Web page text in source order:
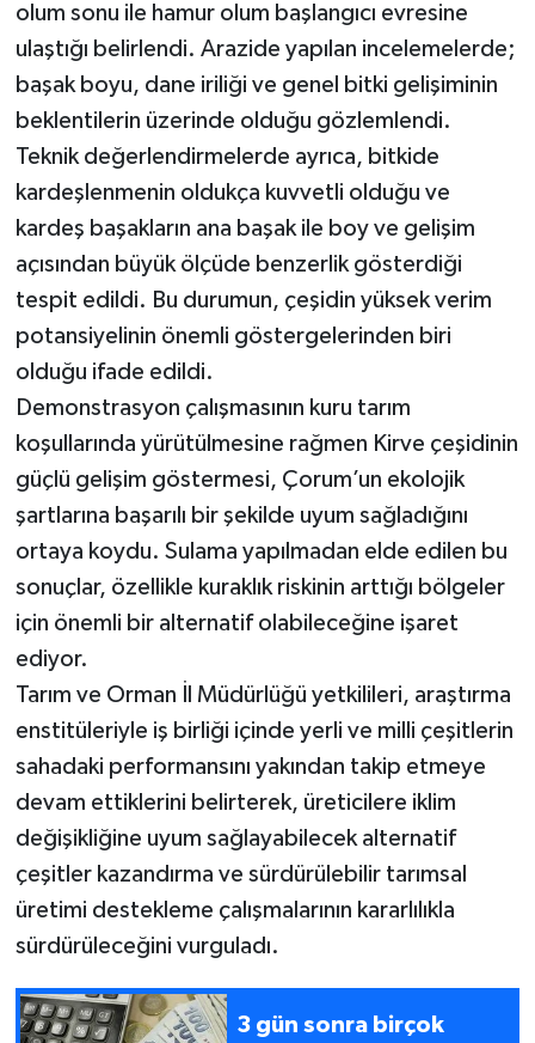
olum sonu ile hamur olum başlangıcı evresine
ulaştığı belirlendi. Arazide yapılan incelemelerde;
başak boyu, dane iriliği ve genel bitki gelişiminin
beklentilerin üzerinde olduğu gözlemlendi.
Teknik değerlendirmelerde ayrıca, bitkide
kardeşlenmenin oldukça kuvvetli olduğu ve
kardeş başakların ana başak ile boy ve gelişim
açısından büyük ölçüde benzerlik gösterdiği
tespit edildi. Bu durumun, çeşidin yüksek verim
potansiyelinin önemli göstergelerinden biri
olduğu ifade edildi.
Demonstrasyon çalışmasının kuru tarım
koşullarında yürütülmesine rağmen Kirve çeşidinin
güçlü gelişim göstermesi, Çorum’un ekolojik
şartlarına başarılı bir şekilde uyum sağladığını
ortaya koydu. Sulama yapılmadan elde edilen bu
sonuçlar, özellikle kuraklık riskinin arttığı bölgeler
için önemli bir alternatif olabileceğine işaret
ediyor.
Tarım ve Orman İl Müdürlüğü yetkilileri, araştırma
enstitüleriyle iş birliği içinde yerli ve milli çeşitlerin
sahadaki performansını yakından takip etmeye
devam ettiklerini belirterek, üreticilere iklim
değişikliğine uyum sağlayabilecek alternatif
çeşitler kazandırma ve sürdürülebilir tarımsal
üretimi destekleme çalışmalarının kararlılıkla
sürdürüleceğini vurguladı.
3 gün sonra birçok